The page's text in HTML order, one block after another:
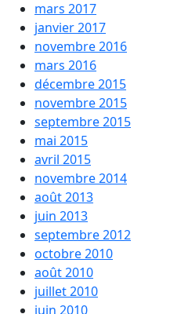
mars 2017
janvier 2017
novembre 2016
mars 2016
décembre 2015
novembre 2015
septembre 2015
mai 2015
avril 2015
novembre 2014
août 2013
juin 2013
septembre 2012
octobre 2010
août 2010
juillet 2010
juin 2010